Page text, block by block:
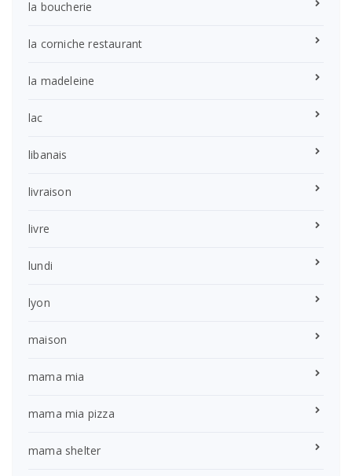
la boucherie
la corniche restaurant
la madeleine
lac
libanais
livraison
livre
lundi
lyon
maison
mama mia
mama mia pizza
mama shelter